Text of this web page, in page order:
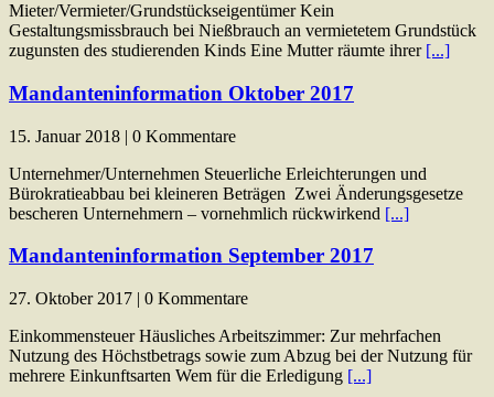
Mieter/Vermieter/Grundstückseigentümer Kein
Gestaltungsmissbrauch bei Nießbrauch an vermietetem Grundstück
zugunsten des studierenden Kinds Eine Mutter räumte ihrer [...]
Mandanteninformation Oktober 2017
15. Januar 2018 | 0 Kommentare
Unternehmer/Unternehmen Steuerliche Erleichterungen und
Bürokratieabbau bei kleineren Beträgen Zwei Änderungsgesetze
bescheren Unternehmern – vornehmlich rückwirkend [...]
Mandanteninformation September 2017
27. Oktober 2017 | 0 Kommentare
Einkommensteuer Häusliches Arbeitszimmer: Zur mehrfachen
Nutzung des Höchstbetrags sowie zum Abzug bei der Nutzung für
mehrere Einkunftsarten Wem für die Erledigung [...]